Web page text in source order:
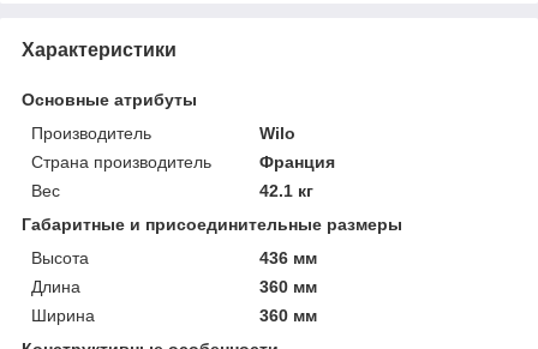
Характеристики
Основные атрибуты
Производитель
Wilo
Страна производитель
Франция
Вес
42.1 кг
Габаритные и присоединительные размеры
Высота
436 мм
Длина
360 мм
Ширина
360 мм